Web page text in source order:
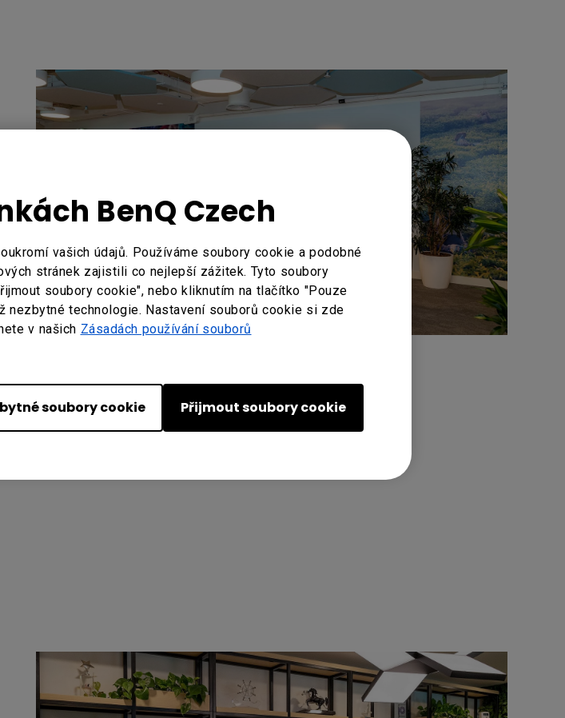
BenQ Czech
vašich údajů. Používáme soubory cookie a podobné
stránek zajistili co nejlepší zážitek. Tyto soubory
soubory cookie", nebo kliknutím na tlačítko "Pouze
nezbytné technologie. Nastavení souborů cookie si zde
v našich Zásadách používání souborů
soubory cookie Přijmout soubory cookie